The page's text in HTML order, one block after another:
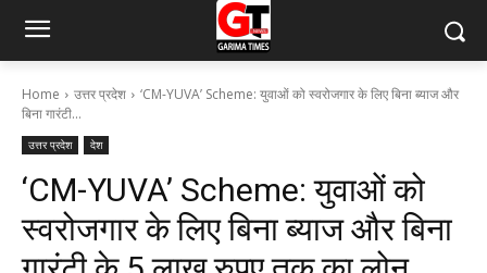
Home उत्तर प्रदेश
‘CM-YUVA’ Scheme: युवाओं को स्वरोजगार के लिए बिना ब्याज और
बिना गारंटी...
उत्तर प्रदेश देश
‘CM-YUVA’ Scheme: युवाओं को
स्वरोजगार के लिए बिना ब्याज और बिना